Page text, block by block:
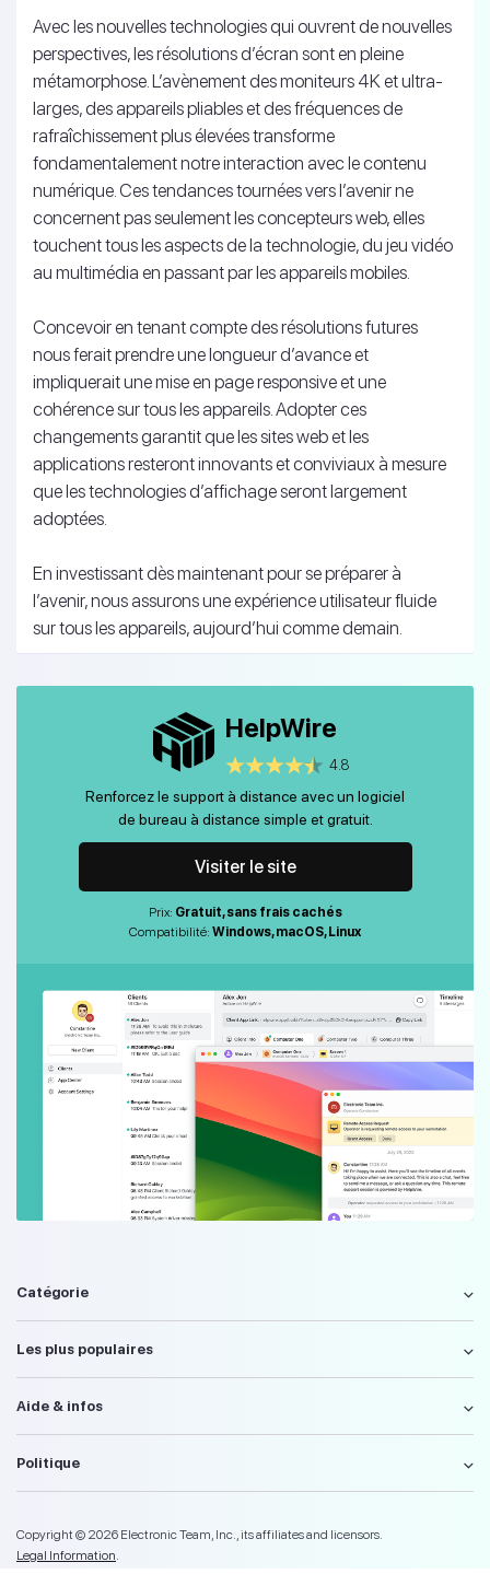
Avec les nouvelles technologies qui ouvrent de nouvelles
perspectives, les résolutions d’écran sont en pleine
métamorphose. L’avènement des moniteurs 4K et ultra-
larges, des appareils pliables et des fréquences de
rafraîchissement plus élevées transforme
fondamentalement notre interaction avec le contenu
numérique. Ces tendances tournées vers l’avenir ne
concernent pas seulement les concepteurs web, elles
touchent tous les aspects de la technologie, du jeu vidéo
au multimédia en passant par les appareils mobiles.
Concevoir en tenant compte des résolutions futures
nous ferait prendre une longueur d’avance et
impliquerait une mise en page responsive et une
cohérence sur tous les appareils. Adopter ces
changements garantit que les sites web et les
applications resteront innovants et conviviaux à mesure
que les technologies d’affichage seront largement
adoptées.
En investissant dès maintenant pour se préparer à
l’avenir, nous assurons une expérience utilisateur fluide
sur tous les appareils, aujourd’hui comme demain.
HelpWire
4.8
Renforcez le support à distance avec un logiciel
de bureau à distance simple et gratuit.
Visiter le site
Prix: Gratuit, sans frais cachés
Compatibilité: Windows, macOS, Linux
Catégorie
Les plus populaires
Aide & infos
Politique
Copyright © 2026 Electronic Team, Inc., its affiliates and licensors.
Legal Information